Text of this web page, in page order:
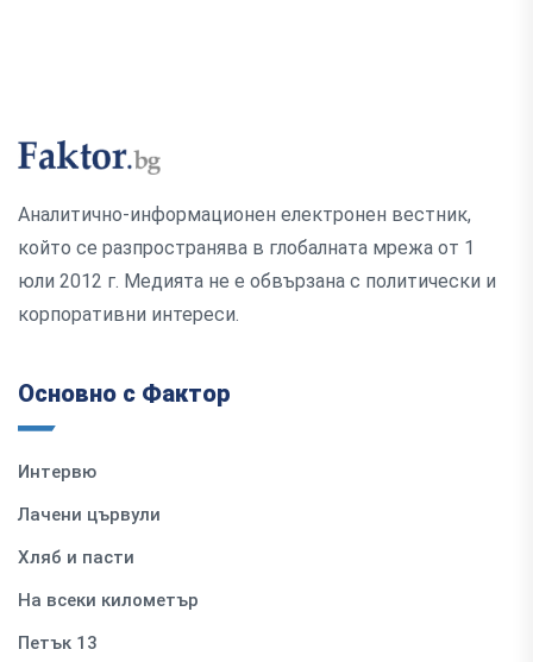
Аналитично-информационен електронен вестник,
който се разпространява в глобалната мрежа от 1
юли 2012 г. Медията не е обвързана с политически и
корпоративни интереси.
Основно с Фактор
Интервю
Лачени цървули
Хляб и пасти
На всеки километър
Петък 13